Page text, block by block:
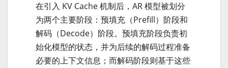
在引入 KV Cache 机制后，AR 模型被划分
为两个主要阶段：预填充（Prefill）阶段和
解码（Decode）阶段。预填充阶段负责初
始化模型的状态，并为后续的解码过程准备
必要的上下文信息；而解码阶段则基于这些